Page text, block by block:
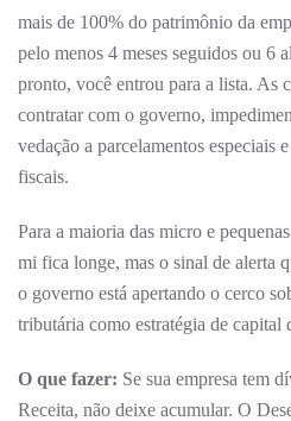
mais de 100% do patrimônio da
pelo menos 4 meses seguidos ou 6
pronto, você entrou para a lista. As
contratar com o governo,
vedação a parcelamentos especiais
fiscais.
Para a maioria das micro e
mi fica longe, mas o sinal de alerta
o governo está apertando o cerco
tributária como estratégia de capital
O que fazer: Se sua empresa tem
Receita, não deixe acumular. O